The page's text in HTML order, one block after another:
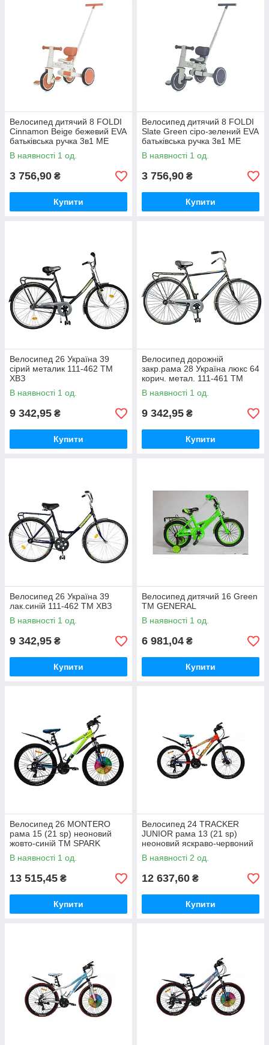
Велосипед дитячий 8 FOLDI
Сinnamon Beige бежевий EVA
батьківська ручка 3в1 ME
1202 ТМ METR
В наявності 1 од.
3 756,90 ₴
Купити
Велосипед дитячий 8 FOLDI
Slate Green сіро-зелений EVA
батьківська ручка 3в1 ME
1202 ТМ METR
В наявності 1 од.
3 756,90 ₴
Купити
Велосипед 26 Україна 39
сірий металик 111-462 ТМ
ХВЗ
В наявності 1 од.
9 342,95 ₴
Купити
Велосипед дорожній
закр.рама 28 Україна люкс 64
корич. метал. 111-461 ТМ
ХВЗ
В наявності 1 од.
9 342,95 ₴
Купити
Велосипед 26 Україна 39
лак.синiй 111-462 ТМ ХВЗ
В наявності 1 од.
9 342,95 ₴
Купити
Велосипед дитячий 16 Green
ТМ GENERAL
В наявності 1 од.
6 981,04 ₴
Купити
Велосипед 26 MONTERO
рама 15 (21 sp) неоновий
жовто-синій ТМ SPARK
В наявності 1 од.
13 515,45 ₴
Купити
Велосипед 24 TRACKER
JUNIOR рама 13 (21 sp)
неоновий яскраво-червоний
ТМ SPARK
В наявності 2 од.
12 637,60 ₴
Купити